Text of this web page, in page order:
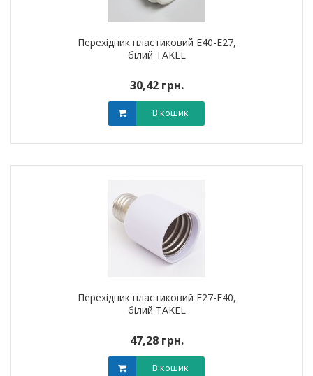
Перехідник пластиковий Е40-Е27,
білий TAKEL
30,42 грн.
В кошик
Перехідник пластиковий Е27-Е40,
білий TAKEL
47,28 грн.
В кошик